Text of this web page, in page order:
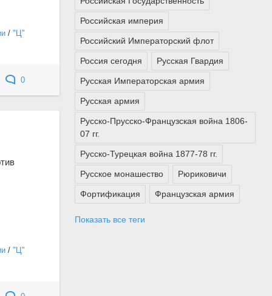
/ "Ц"
0
/ "Ц"
Российская империя
Российский Императорский флот
Россия сегодня Русская Гвардия
Русская Императорская армия
Русская армия
Русско-Прусско-Французская война 1806-
07 гг.
Русско-Турецкая война 1877-78 гг.
Русское монашество Рюриковичи
Фортификация Французская армия
Показать все теги